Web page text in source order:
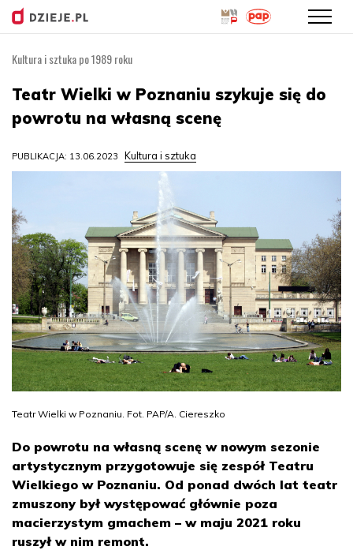
treści
Kultura i sztuka po 1989 roku
Teatr Wielki w Poznaniu szykuje się do
powrotu na własną scenę
PUBLIKACJA: 13.06.2023 Kultura i sztuka
Teatr Wielki w Poznaniu. Fot. PAP/A. Ciereszko
Do powrotu na własną scenę w nowym sezonie
artystycznym przygotowuje się zespół Teatru
Wielkiego w Poznaniu. Od ponad dwóch lat teatr
zmuszony był występować głównie poza
macierzystym gmachem – w maju 2021 roku
ruszył w nim remont.